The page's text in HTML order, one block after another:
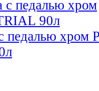
педалью хром